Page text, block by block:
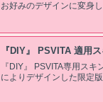
お好みのデザインに変身
『DIY』 PSVITA 適用
『DIY』 PSVITA専用スキ
によりデザインした限定